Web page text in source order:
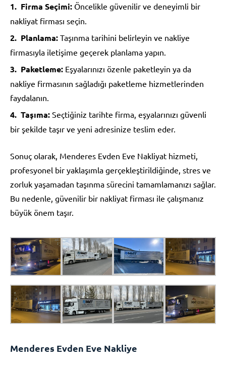
Firma Seçimi: Öncelikle güvenilir ve deneyimli bir
nakliyat firması seçin.
Planlama: Taşınma tarihini belirleyin ve nakliye
firmasıyla iletişime geçerek planlama yapın.
Paketleme: Eşyalarınızı özenle paketleyin ya da
nakliye firmasının sağladığı paketleme hizmetlerinden
faydalanın.
Taşıma: Seçtiğiniz tarihte firma, eşyalarınızı güvenli
bir şekilde taşır ve yeni adresinize teslim eder.
Sonuç olarak, Menderes Evden Eve Nakliyat hizmeti,
profesyonel bir yaklaşımla gerçekleştirildiğinde, stres ve
zorluk yaşamadan taşınma sürecini tamamlamanızı sağlar.
Bu nedenle, güvenilir bir nakliyat firması ile çalışmanız
büyük önem taşır.
Menderes Evden Eve Nakliye